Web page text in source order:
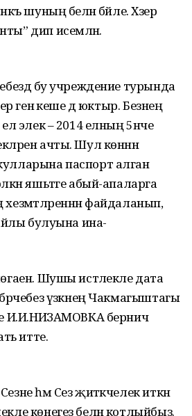
шуның белән бәйле. Хәзер
дип исемләнә.
бу учреждение турында
генә кеше дә юктыр. Безнең
элек – 2014 елның 5нче
ачты. Шул көннән
паспорт алган
яшьтәге абый-апаларга
файдаланып,
булуына ина-
Шушы истәлекле дата
үзәкнең Чакмагыштагы
И.И.НИЗАМОВКА берничә
итте.
һәм Сез җитәкчелек иткән
көнегез белән котлыйбыз.